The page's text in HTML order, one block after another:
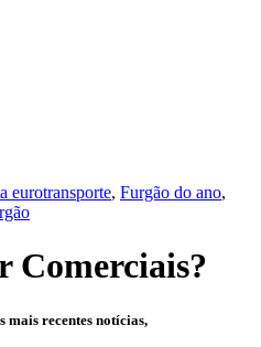
eurotransporte, Furgão do ano,
Comerciais?
mais recentes notícias,